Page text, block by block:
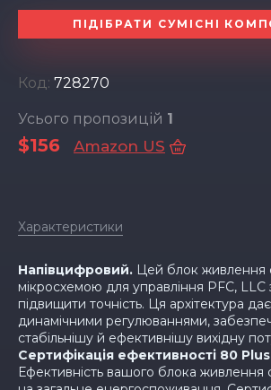
Код: 728270
Усього пропозицій 1
$156 Amazon US
ПІДІБРАТИ СУМІСНІ
Характеристики
Напівцифровий. Цей блок живлення
мікросхемою для управління PFC, LLC
підвищити точність. Ця архітектура
динамічними регулюваннями,
стабільнішу й ефективнішу вихідну
Сертифікація ефективності 80
Ефективність вашого блока живлення